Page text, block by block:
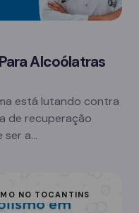
Alcoólatras
está lutando contra
de recuperação
ser a…
NO TOCANTINS